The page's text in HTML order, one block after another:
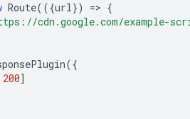
Route(({url}) => {
cdn.google.com/example-
({
200]